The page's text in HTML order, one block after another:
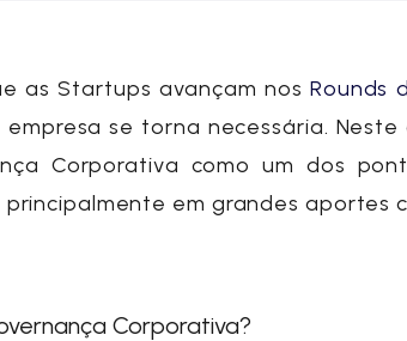
asStartups avançam nos Rounds
se torna necessária.
Corporativa como um dos
principalmente em grandes aportes
Corporativa?